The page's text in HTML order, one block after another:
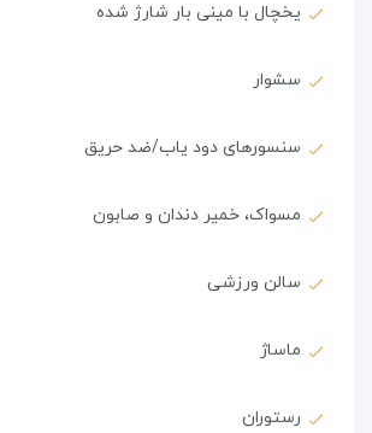
یخچال با مینی بار شارژ شده
سشوار
سنسورهای دود یاب/ضد حریق
مسواک، خمیر دندان و صابون
سالن ورزشی
ماساژ
رستوران